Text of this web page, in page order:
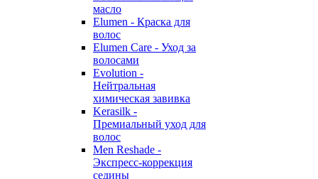
масло
Elumen - Краска для
волос
Elumen Care - Уход за
волосами
Evolution -
Нейтральная
химическая завивка
Kerasilk -
Премиальный уход для
волос
Men Reshade -
Экспресс-коррекция
седины